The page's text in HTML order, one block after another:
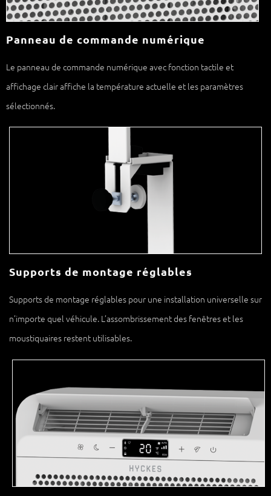
Panneau de commande numérique
Le panneau de commande numérique avec fonction tactile et
affichage clair affiche la température actuelle et les paramètres
sélectionnés.
Supports de montage réglables
Supports de montage réglables pour une installation universelle sur
n’importe quel véhicule. L’assombrissement des fenêtres et les
moustiquaires restent utilisables.